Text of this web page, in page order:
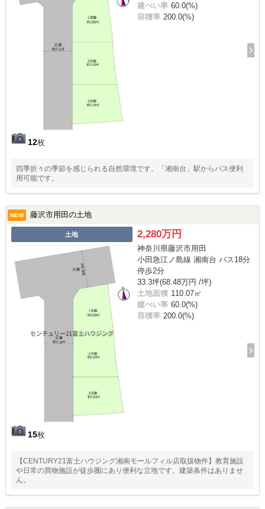
12枚
建ぺい率 60.0(%)
容積率 200.0(%)
四季折々の季節を感じられる自然環境です。「湘南台」駅からバス便利
用可能です。
NEW 藤沢市用田の土地
土地
15枚
2,280万円
神奈川県藤沢市用田
小田急江ノ島線 湘南台 バス18分
停歩2分
33.3坪(68.48万円 /坪)
土地面積 110.07㎡
建ぺい率 60.0(%)
容積率 200.0(%)
【CENTURY21富士ハウジング湘南モールフィル店取扱物件】教育施設
や日常の買物施設が徒歩圏にあり便利な立地です。建築条件はありませ
ん。